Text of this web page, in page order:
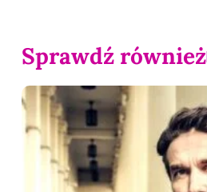
Sprawdź również